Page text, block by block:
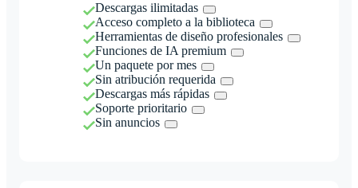
Descargas ilimitadas
Acceso completo a la biblioteca
Herramientas de diseño profesionales
Funciones de IA premium
Un paquete por mes
Sin atribución requerida
Descargas más rápidas
Soporte prioritario
Sin anuncios